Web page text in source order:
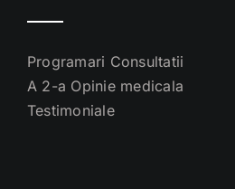
Programari Consultatii
A 2-a Opinie medicala
Testimoniale